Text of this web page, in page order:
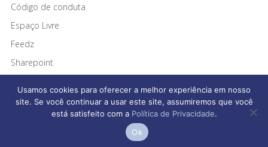
Código de conduta
Espaço Livre
Feedz
Sharepoint
Afonso França Engenharia © 2026 Todos os direitos reservados
Usamos cookies para oferecer a melhor experiência em nosso
site. Se você continuar a usar este site, assumiremos que você
está satisfeito com a Política de Privacidade.
Ok